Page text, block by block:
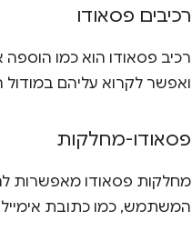
רכיבים פסאודו
ואפשר לקרוא עליהם במודול
פסאודו-מחלקות
המשתמש, כמו כתובת